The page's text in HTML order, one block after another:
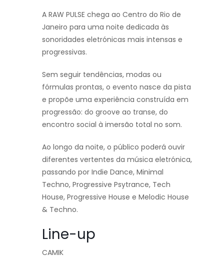
A RAW PULSE chega ao Centro do Rio de
Janeiro para uma noite dedicada às
sonoridades eletrónicas mais intensas e
progressivas.
Sem seguir tendências, modas ou
fórmulas prontas, o evento nasce da pista
e propõe uma experiência construída em
progressão: do groove ao transe, do
encontro social à imersão total no som.
Ao longo da noite, o público poderá ouvir
diferentes vertentes da música eletrónica,
passando por Indie Dance, Minimal
Techno, Progressive Psytrance, Tech
House, Progressive House e Melodic House
& Techno.
Line-up
CAMIK